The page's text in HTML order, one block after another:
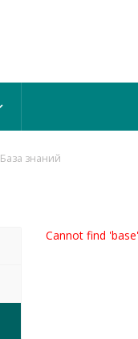
База знаний
Cannot find